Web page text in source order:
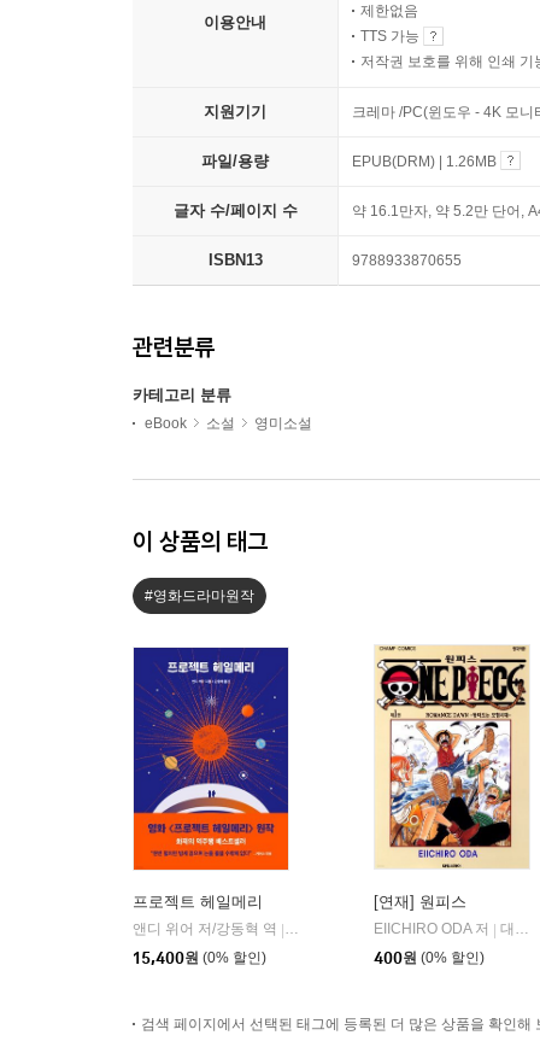
이용안내
제한없음
TTS 가능
저작권 보호를 위해 인쇄 기
지원기기 크레마 /PC(윈도우 - 4K 모
파일/용량 EPUB(DRM) | 1.26MB
글자 수/페이지 수 약 16.1만자, 약 5.2만 단어,
ISBN13 9788933870655
관련분류
카테고리 분류
eBook 소설 영미소설
이 상품의 태그
#영화드라마원작
프로젝트 헤일메리
앤디 위어 저/강동혁 역 |
알에이치코리아(RHK)
15,400원 (0% 할인)
[연재] 원피스
EIICHIRO ODA 저 | 대원씨아이/DCW
400원 (0% 할인)
검색 페이지에서 선택된 태그에 등록된 더 많은 상품을 확인해